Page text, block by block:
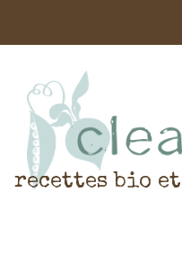
recettes bio